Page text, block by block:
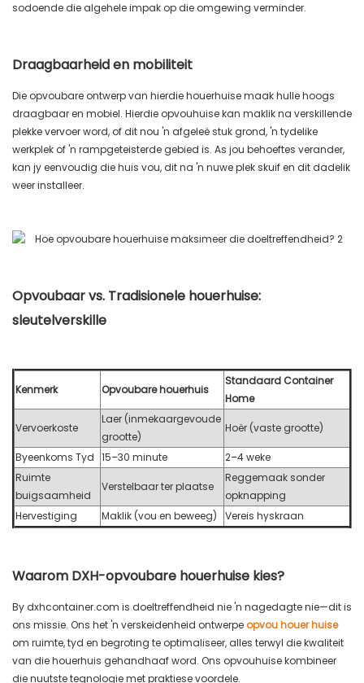
sodoende die algehele impak op die omgewing verminder.
Draagbaarheid en mobiliteit
Die opvoubare ontwerp van hierdie houerhuise maak hulle hoogs
draagbaar en mobiel. Hierdie opvouhuise kan maklik na verskillende
plekke vervoer word, of dit nou 'n afgeleë stuk grond, 'n tydelike
werkplek of 'n rampgeteisterde gebied is. As jou behoeftes verander,
kan jy eenvoudig die huis vou, dit na 'n nuwe plek skuif en dit dadelik
weer installeer.
Opvoubaar vs. Tradisionele houerhuise:
sleutelverskille
Kenmerk Opvoubare houerhuis
Standaard Container
Home
Vervoerkoste
Laer (inmekaargevoude
grootte)
Hoër (vaste grootte)
Byeenkoms Tyd 15–30 minute
2–4 weke
Ruimte
buigsaamheid
Verstelbaar ter plaatse
Reggemaak sonder
opknapping
Hervestiging
Maklik (vou en beweeg) Vereis hyskraan
Waarom DXH-opvoubare houerhuise kies?
By dxhcontainer.com is doeltreffendheid nie 'n nagedagte nie—dit is
ons missie. Ons het 'n verskeidenheid ontwerpe opvou houer huise
om ruimte, tyd en begroting te optimaliseer, alles terwyl die kwaliteit
van die houerhuis gehandhaaf word. Ons opvouhuise kombineer
die nuutste tegnologie met praktiese voordele.